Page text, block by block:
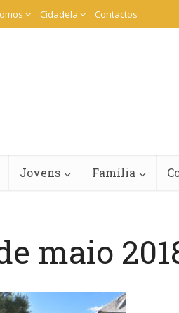
Cidadela Contactos
Jovens Família
maio